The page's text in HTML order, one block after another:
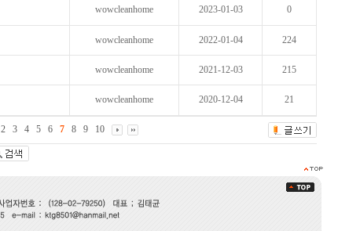
wowcleanhome 2023-01-03 0
wowcleanhome 2022-01-04 224
wowcleanhome 2021-12-03 215
wowcleanhome 2020-12-04 21
2 3 4 5 6 7 8 9 10